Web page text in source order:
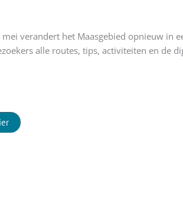
verandert het Maasgebied opnieuw in
alle routes, tips, activiteiten en de